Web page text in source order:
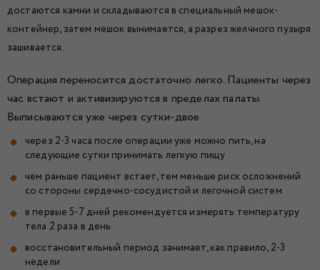
достаются камни и складываются в специальный мешок-
контейнер, затем мешок вынимается, а разрез желчного пузыря
зашивается.
Операция переносится достаточно легко. Пациенты через
час встают и активизируются в пределах палаты.
Выписываются уже через сутки-двое.
через 2-3 часа после операции уже можно пить, на
следующие сутки принимать легкую пищу
чем раньше пациент встает, тем меньше риск осложнений
со стороны сердечно-сосудистой и легочной систем
в первые 5-7 дней рекомендуется измерять температуру
тела 2 раза в день
восстановительный период занимает, как правило, 2-3
недели